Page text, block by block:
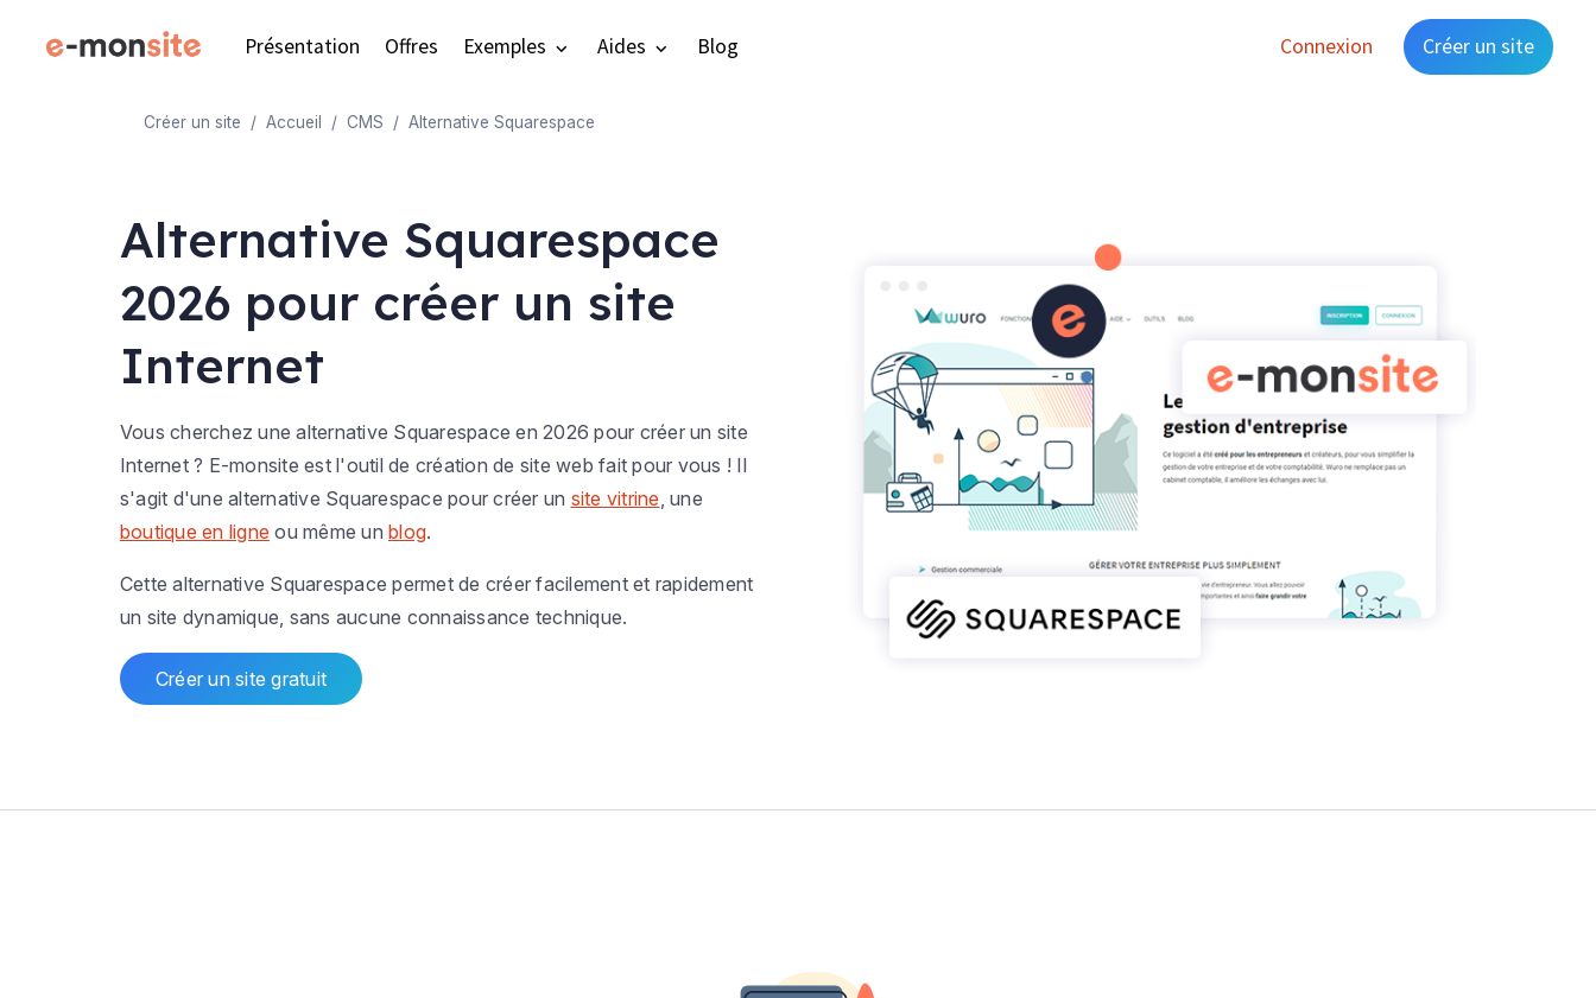
Présentation Offres Exemples Aides Blog Connexion Créer un site
Créer un site Accueil CMS Alternative Squarespace
Alternative Squarespace
2026 pour créer un site
Internet
Vous cherchez une alternative Squarespace en 2026 pour créer un site
Internet ? E-monsite est l'outil de création de site web fait pour vous ! Il
s'agit d'une alternative Squarespace pour créer un site vitrine, une
boutique en ligne ou même unblog.
Cette alternative Squarespace permet de créer facilement et rapidement
un site dynamique, sans aucune connaissance technique.
Créer un site gratuit